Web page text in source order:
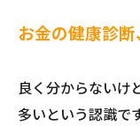
お金の健康診
良く分からないけ
多いという認識で